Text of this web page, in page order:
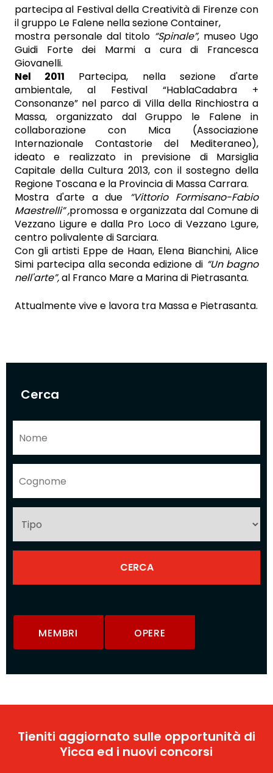
Cerca
MEMBRI OPERE
partecipa al Festival della Creatività di Firenze con
il gruppo Le Falene nella sezione Container,
mostra personale dal titolo “Spinale”, museo Ugo
Guidi Forte dei Marmi a cura di Francesca
Giovanelli.
Nel 2011 Partecipa, nella sezione d'arte
ambientale, al Festival “HablaCadabra +
Consonanze” nel parco di Villa della Rinchiostra a
Massa, organizzato dal Gruppo le Falene in
collaborazione con Mica (Associazione
Internazionale Contastorie del Mediteraneo),
ideato e realizzato in previsione di Marsiglia
Capitale della Cultura 2013, con il sostegno della
Regione Toscana e la Provincia di Massa Carrara.
Mostra d'arte a due “Vittorio Formisano-Fabio
Maestrelli” ,promossa e organizzata dal Comune di
Vezzano Ligure e dalla Pro Loco di Vezzano Lgure,
centro polivalente di Sarciara.
Con gli artisti Eppe de Haan, Elena Bianchini, Alice
Simi partecipa alla seconda edizione di “Un bagno
nell'arte”,al Franco Mare a Marina di Pietrasanta.
Attualmente vive e lavora tra Massa e Pietrasanta.
Tieniti aggiornato sulle opportunità di
Yicca ed i nuovi concorsi